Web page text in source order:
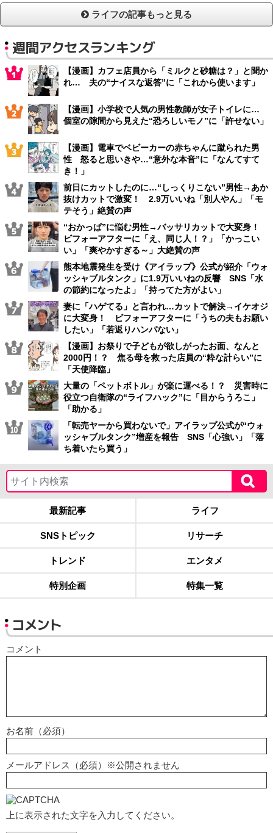
ライフの記事もっと見る
週間アクセスランキング
【漫画】カフェ店員から「ミルクと砂糖は？」と聞か
れ… 夫の“ナイスな返答”に「これから使います」
【漫画】小学校で人気の男性教師が女子トイレに…
個室の隙間から見えた“恐ろしいモノ”に「許せない」
【漫画】電車でベビーカーの赤ちゃんに蹴られた男
性 怒ると思いきや…“意外な本音”に「なんてすて
き！」
前日にカットしたのに…“しっくりこない”男性→あか
抜けカットで激変！ 2.9万いいね「別人やん」「モ
テそう」絶賛の声
“おかっぱ”に悩む男性→バッサリカットで大変身！
ビフォーアフターに「え、同じ人！？」「かっこい
い」「爽やかすぎる～」大絶賛の声
熊本地震発生を受け《アイラップ》公式が紹介「ウォ
ッシャブルタンク」に1.9万いいねの反響 SNS「水
の節約になったよ」「持ってた方がよい」
妻に「ハゲてる」と言われ…カットで解決→イケオジ
に大変身！ ビフォーアフターに「うちの夫もお願い
したい」「若返りハンパない」
【漫画】お祭りで子どもが欲しがったお面、なんと
2000円！？ 焦る母を救った店員の“粋な計らい”に
「天使降臨」
大量の「ペットボトル」が楽に運べる！？ 災害時に
役立つ自衛隊の“ライフハック”に「目からうろこ」
「助かる」
「転売ヤーから買わないで」アイラップ公式が“ウォ
ッシャブルタンク”増産を報告 SNS「心強い」「落
ち着いたら買う」
最新記事 ライフ
SNSトピック リサーチ
トレンド エンタメ
特別企画 特集一覧
コメント
コメント
お名前（必須）
メールアドレス（必須）※公開されません
上に表示された文字を入力してください。